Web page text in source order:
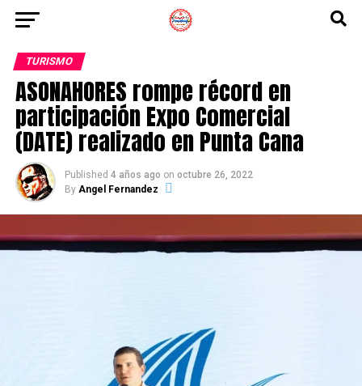
TURISMO
ASONAHORES rompe récord en
participación Expo Comercial
(DATE) realizado en Punta Cana
Published 4 años ago on octubre 26, 2022
By Angel Fernandez